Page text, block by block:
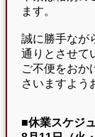
ます。
誠に勝手なが
通りとさせて
ご不便をおか
さいますよう
■休業スケジ